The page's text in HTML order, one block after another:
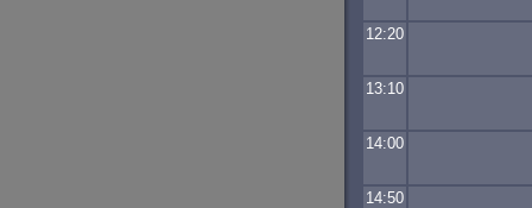
12:20
13:10
14:00
14:50